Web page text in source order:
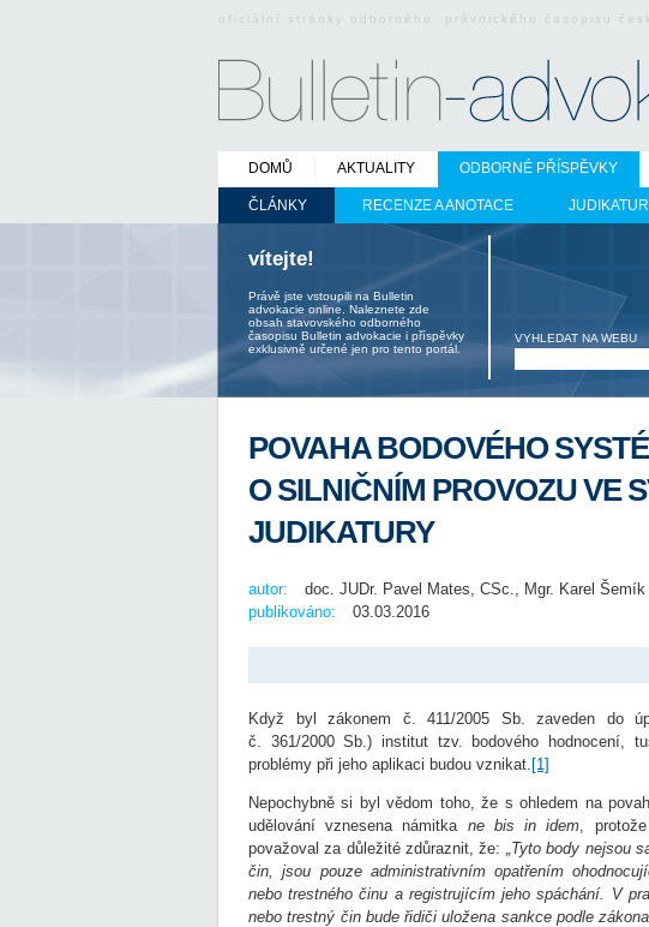
oficiální stránky odborného právnického časopisu
DOMŮ AKTUALITY ODBORNÉ PŘÍSPĚVKY
ČLÁNKY RECENZE A ANOTACE
vítejte!
Právě jste vstoupili na Bulletin
advokacie online. Naleznete zde
obsah stavovského odborného
časopisu Bulletin advokacie i příspěvky
exklusivně určené jen pro tento portál.
VYHLEDAT NA WEBU
POVAHA BODOVÉHO
O SILNIČNÍM PROVOZU VE
JUDIKATURY
autor:
doc. JUDr. Pavel Mates, CSc., Mgr. Karel Šemík
publikováno:
03.03.2016
Když byl zákonem č. 411/2005 Sb. zaveden do
č. 361/2000 Sb.) institut tzv. bodového hodnocení,
problémy při jeho aplikaci budou vznikat. [1]
Nepochybně si byl vědom toho, že s ohledem na
udělování vznesena námitka ne bis in idem ,
považoval za důležité zdůraznit, že:
„Tyto body nejsou
čin, jsou pouze administrativním opatřením
nebo trestného činu a registrujícím jeho spáchání. V
nebo trestný čin bude řidiči uložena sankce podle